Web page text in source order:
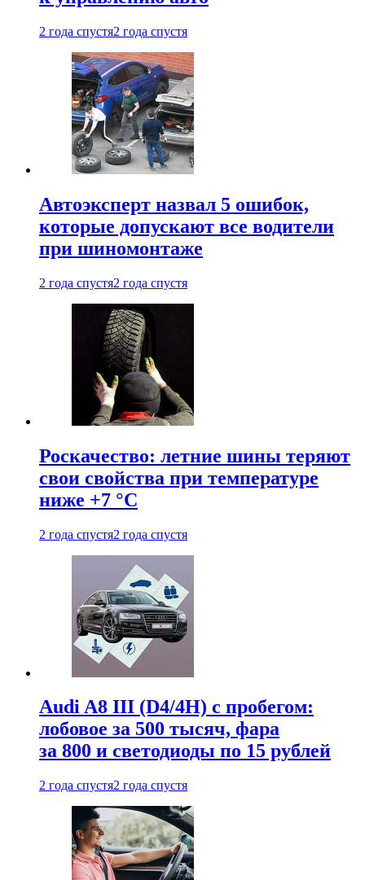
2 года спустя2 года спустя
Автоэксперт назвал 5 ошибок,
которые допускают все водители
при шиномонтаже
2 года спустя2 года спустя
Роскачество: летние шины теряют
свои свойства при температуре
ниже +7 °C
2 года спустя2 года спустя
Audi A8 III (D4/4H) c пробегом:
лобовое за 500 тысяч, фара
за 800 и светодиоды по 15 рублей
2 года спустя2 года спустя